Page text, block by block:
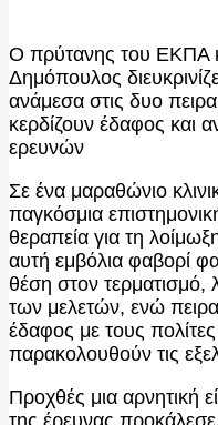
Ο πρύτανης του ΕΚΠΑ
Δημόπουλος
ανάμεσα στις δυο
κερδίζουν έδαφος και
ερευνών
Σε ένα μαραθώνιο
παγκόσμια
θεραπεία για τη
αυτή εμβόλια φαβορί
θέση στον
των μελετών, ενώ
έδαφος με τους
παρακολουθούν τις
Προχθές μια αρνητική
της έρευνας